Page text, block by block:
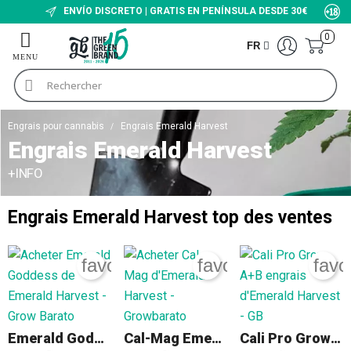
ENVÍO DISCRETO | GRATIS EN PENÍNSULA DESDE 30€
FR
0
Engrais pour cannabis Engrais Emerald Harvest
Engrais Emerald Harvest
+INFO
Engrais Emerald Harvest top des ventes
Emerald Goddess
favorite_border
Cal-Mag Emerald Harvest
favorite_border
Cali Pro Grow A+B